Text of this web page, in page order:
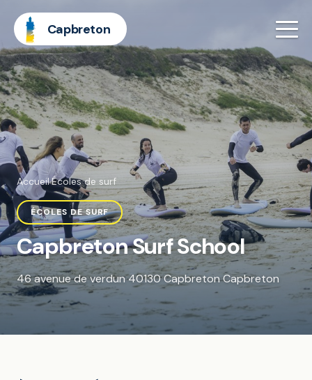
Capbreton
Accueil·Écoles de surf
ÉCOLES DE SURF
Capbreton Surf School
46 avenue de verdun 40130 Capbreton Capbreton